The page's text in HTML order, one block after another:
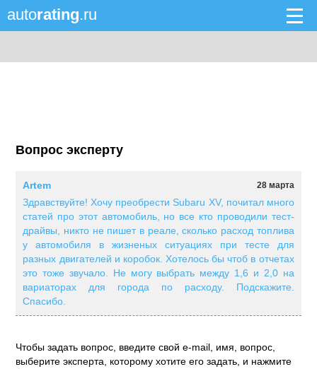
autorating.ru
Вопрос эксперту
28 марта
Artem
Здравствуйте! Хочу преобрести Subaru XV, почитал много
статей про этот автомобиль, но все кто проводили тест-
драйвы, никто не пишет в реале, сколько расход топлива
у автомобиля в жизненых ситуациях при тесте для
разных двигателей и коробок. Хотелось бы чтоб в отчетах
это тоже звучало. Не могу выбрать между 1,6 и 2,0 на
вариаторах для города по расходу. Подскажите.
Спасибо.
Чтобы задать вопрос, введите свой e-mail, имя, вопрос,
выберите эксперта, которому хотите его задать, и нажмите